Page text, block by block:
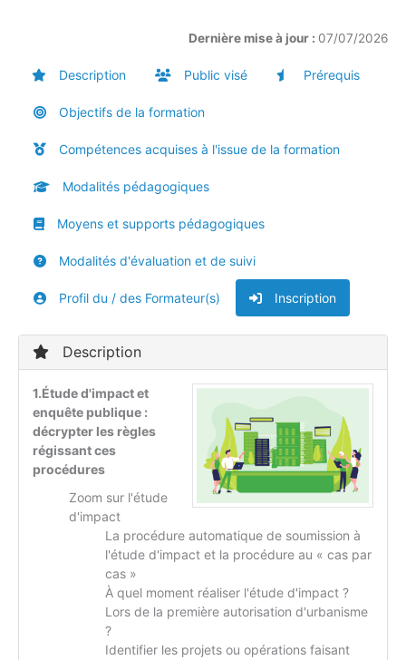
Dernière mise à jour : 07/07/2026
Description Public visé Prérequis
Objectifs de la formation
Compétences acquises à l'issue de la formation
Modalités pédagogiques
Moyens et supports pédagogiques
Modalités d'évaluation et de suivi
Profil du / des Formateur(s) Inscription
Description
1.Étude d'impact et
enquête publique :
décrypter les règles
régissant ces
procédures
Zoom sur l'étude
d'impact
La procédure automatique de soumission à
l'étude d'impact et la procédure au « cas par
cas »
À quel moment réaliser l'étude d'impact ?
Lors de la première autorisation d'urbanisme
?
Identifier les projets ou opérations faisant